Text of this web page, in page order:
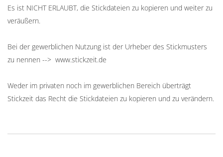
Es ist NICHT ERLAUBT, die Stickdateien zu kopieren und weiter zu
veräußern.
Bei der gewerblichen Nutzung ist der Urheber des Stickmusters
zu nennen --> www.stickzeit.de
Weder im privaten noch im gewerblichen Bereich überträgt
Stickzeit das Recht die Stickdateien zu kopieren und zu verändern.